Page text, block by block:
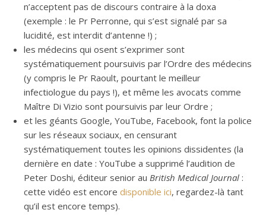
n’acceptent pas de discours contraire à la doxa
(exemple : le Pr Perronne, qui s’est signalé par sa
lucidité, est interdit d’antenne !) ;
les médecins qui osent s’exprimer sont
systématiquement poursuivis par l’Ordre des médecins
(y compris le Pr Raoult, pourtant le meilleur
infectiologue du pays !), et même les avocats comme
Maître Di Vizio sont poursuivis par leur Ordre ;
et les géants Google, YouTube, Facebook, font la police
sur les réseaux sociaux, en censurant
systématiquement toutes les opinions dissidentes (la
dernière en date : YouTube a supprimé l’audition de
Peter Doshi, éditeur senior au British Medical Journal :
cette vidéo est encore disponible ici, regardez-là tant
qu’il est encore temps).